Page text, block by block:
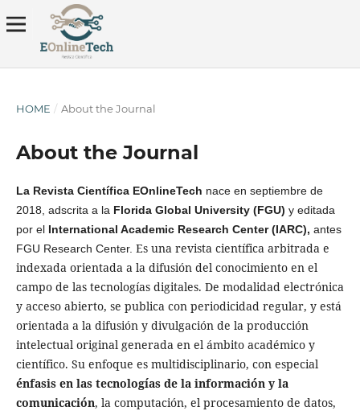
HOME / About the Journal
About the Journal
La Revista Científica EOnlineTech nace en septiembre de
2018, adscrita a la Florida Global University (FGU) y editada
por el International Academic Research Center (IARC), antes
FGU Research Center. Es una revista científica arbitrada e
indexada orientada a la difusión del conocimiento en el
campo de las tecnologías digitales. De modalidad electrónica
y acceso abierto, se publica con periodicidad regular, y está
orientada a la difusión y divulgación de la producción
intelectual original generada en el ámbito académico y
científico. Su enfoque es multidisciplinario, con especial
énfasis en las tecnologías de la información y la
comunicación, la computación, el procesamiento de datos,